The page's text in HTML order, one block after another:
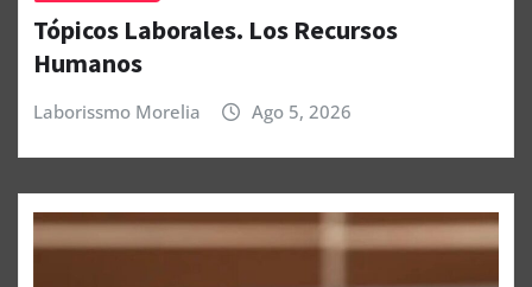
Tópicos Laborales. Los Recursos
Humanos
Laborissmo Morelia Ago 5, 2026